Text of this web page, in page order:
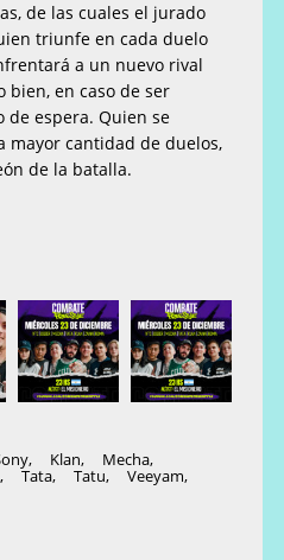
de las cuales el jurado
triunfe en cada duelo
a un nuevo rival
bien, en caso de ser
espera. Quien se
mayor cantidad de duelos,
de la batalla.
, Klan, Mecha,
, Tata, Tatu, Veeyam,